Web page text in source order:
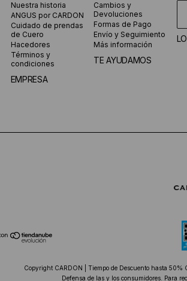
Nuestra historia
ANGUS por CARDON
Cuidado de prendas
de Cuero
Hacedores
Términos y
condiciones
EMPRESA
Cambios y
Devoluciones
Formas de Pago
Envío y Seguimiento
Más información
TE AYUDAMOS
Copyright CARDON | Tiempo de Descuento hasta
Defensa de las y los consumidores. Para